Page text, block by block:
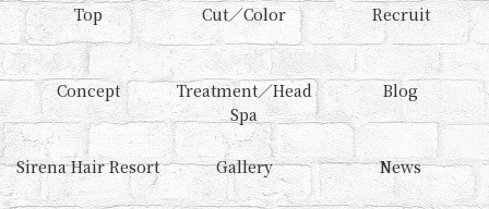
Top
Concept
Sirena Hair Resort
Cut／Color
Treatment／Head
Spa
Gallery
Recruit
Blog
News